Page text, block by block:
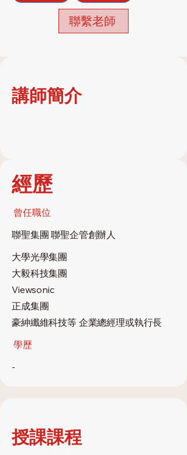
聯繫老師
講師簡介
經歷
​曾任職位
聯聖集團 聯聖企管創辦人
大學光學集團
大毅科技集團
Viewsonic
正成集團
豪紳纖維科技等 企業總經理或執行長
學歷
-
授課課程